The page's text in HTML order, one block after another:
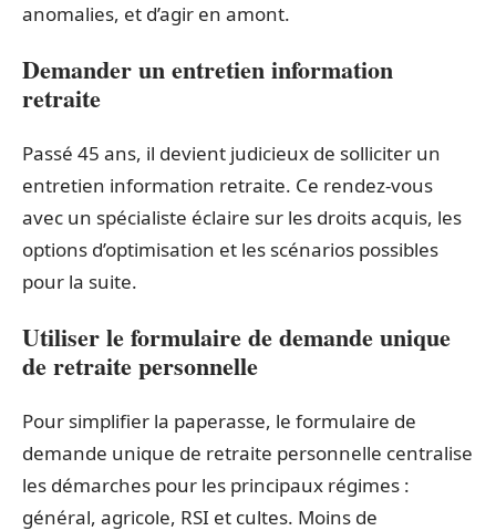
anomalies, et d’agir en amont.
Demander un entretien information
retraite
Passé 45 ans, il devient judicieux de solliciter un
entretien information retraite. Ce rendez-vous
avec un spécialiste éclaire sur les droits acquis, les
options d’optimisation et les scénarios possibles
pour la suite.
Utiliser le formulaire de demande unique
de retraite personnelle
Pour simplifier la paperasse, le formulaire de
demande unique de retraite personnelle centralise
les démarches pour les principaux régimes :
général, agricole, RSI et cultes. Moins de